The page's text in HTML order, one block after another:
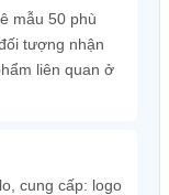
mẫu 50 phù
tượng nhận
liên quan ở
cung cấp: logo